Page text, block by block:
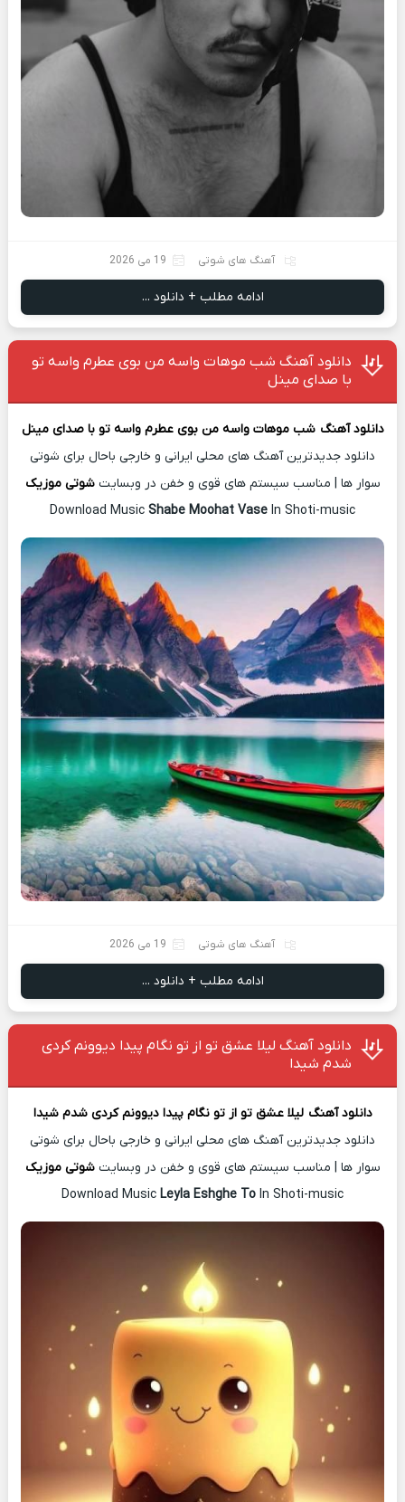
آهنگ های شوتی 19 می 2026
ادامه مطلب + دانلود ...
دانلود آهنگ شب موهات واسه من بوی عطرم واسه تو
با صدای مینل
دانلود آهنگ شب موهات واسه من بوی عطرم واسه تو با صدای مینل
دانلود جدیدترین آهنگ های محلی ایرانی و خارجی باحال برای شوتی
سوار ها | مناسب سیستم های قوی و خفن در وبسایتشوتی موزیک
Download Music Shabe Moohat Vase In Shoti-music
آهنگ های شوتی 19 می 2026
ادامه مطلب + دانلود ...
دانلود آهنگ لیلا عشق تو از تو نگام پیدا دیوونم کردی
شدم شیدا
دانلود آهنگ لیلا عشق تو از تو نگام پیدا دیوونم کردی شدم شیدا
دانلود جدیدترین آهنگ های محلی ایرانی و خارجی باحال برای شوتی
سوار ها | مناسب سیستم های قوی و خفن در وبسایتشوتی موزیک
Download Music Leyla Eshghe To In Shoti-music